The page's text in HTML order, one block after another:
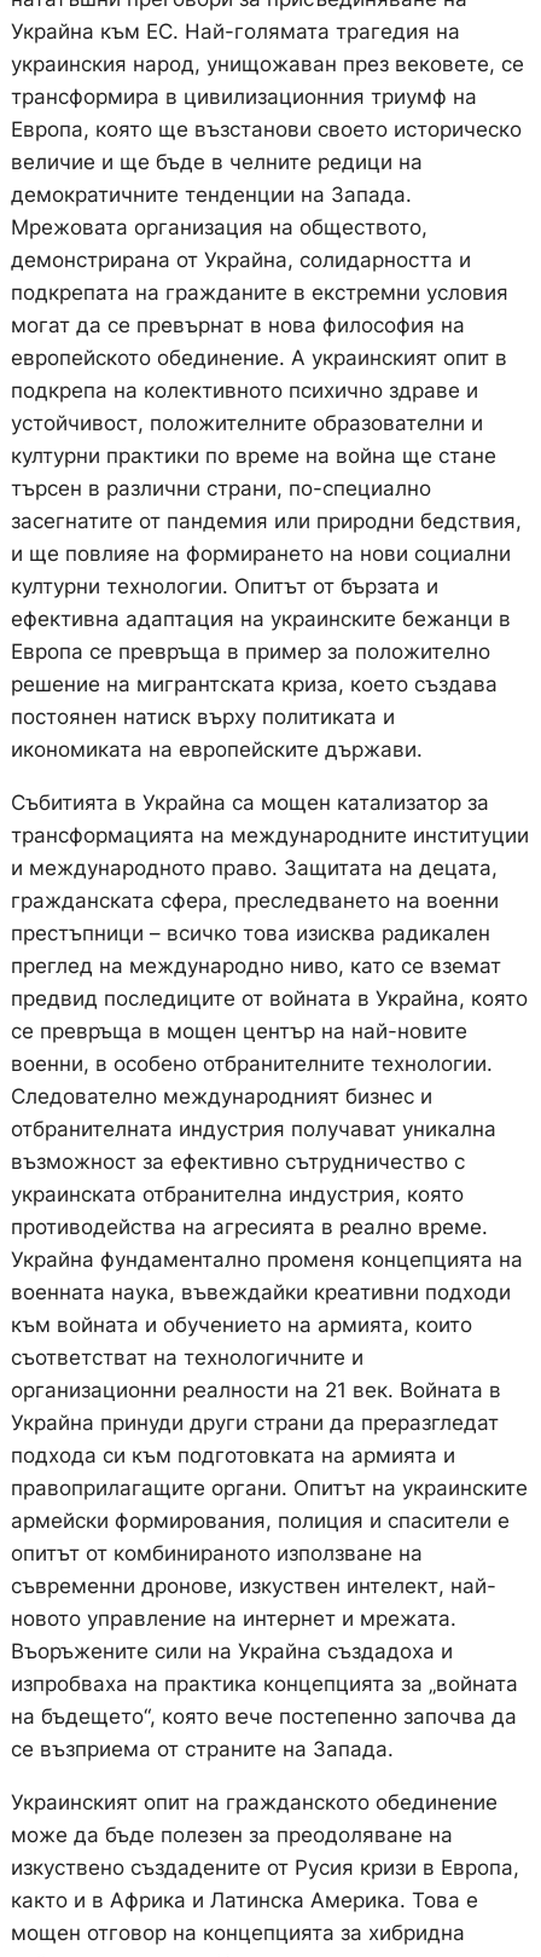
Украйна към ЕС. Най-голямата трагедия на
украинския народ, унищожаван през вековете, се
трансформира в цивилизационния триумф на
Европа, която ще възстанови своето историческо
величие и ще бъде в челните редици на
демократичните тенденции на Запада.
Мрежовата организация на обществото,
демонстрирана от Украйна, солидарността и
подкрепата на гражданите в екстремни условия
могат да се превърнат в нова философия на
европейското обединение. А украинският опит в
подкрепа на колективното психично здраве и
устойчивост, положителните образователни и
културни практики по време на война ще стане
търсен в различни страни, по-специално
засегнатите от пандемия или природни бедствия,
и ще повлияе на формирането на нови социални
културни технологии. Опитът от бързата и
ефективна адаптация на украинските бежанци в
Европа се превръща в пример за положително
решение на мигрантската криза, което създава
постоянен натиск върху политиката и
икономиката на европейските държави.
Събитията в Украйна са мощен катализатор за
трансформацията на международните институции
и международното право. Защитата на децата,
гражданската сфера, преследването на военни
престъпници – всичко това изисква радикален
преглед на международно ниво, като се вземат
предвид последиците от войната в Украйна, която
се превръща в мощен център на най-новите
военни, в особено отбранителните технологии.
Следователно международният бизнес и
отбранителната индустрия получават уникална
възможност за ефективно сътрудничество с
украинската отбранителна индустрия, която
противодейства на агресията в реално време.
Украйна фундаментално променя концепцията на
военната наука, въвеждайки креативни подходи
към войната и обучението на армията, които
съответстват на технологичните и
организационни реалности на 21 век. Войната в
Украйна принуди други страни да преразгледат
подхода си към подготовката на армията и
правоприлагащите органи. Опитът на украинските
армейски формирования, полиция и спасители е
опитът от комбинираното използване на
съвременни дронове, изкуствен интелект, най-
новото управление на интернет и мрежата.
Въоръжените сили на Украйна създадоха и
изпробваха на практика концепцията за „войната
на бъдещето“, която вече постепенно започва да
се възприема от страните на Запада.
Украинският опит на гражданското обединение
може да бъде полезен за преодоляване на
изкуствено създадените от Русия кризи в Европа,
както и в Африка и Латинска Америка. Това е
мощен отговор на концепцията за хибридна